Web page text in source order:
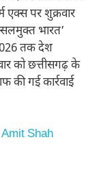
एक्स पर शुक्रवार
भारत’
तक देश
को छत्तीसगढ़ के
की गई कार्रवाई
Amit Shah